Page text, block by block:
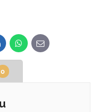
WhatsApp
E-
mail
0